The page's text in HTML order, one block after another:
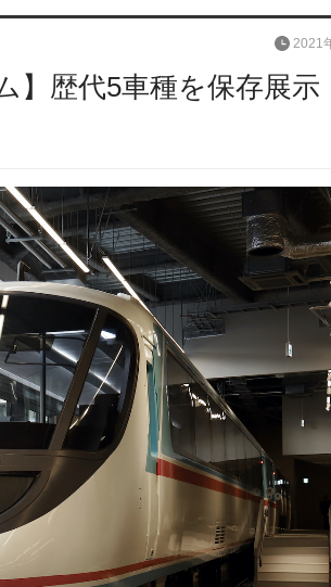
】歴代5車種を保存展示
2021